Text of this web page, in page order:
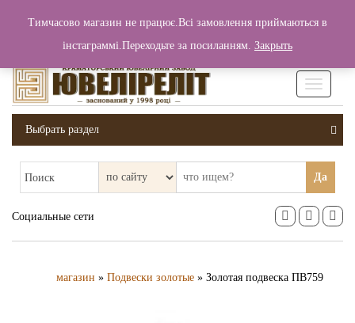
Вход / Регистрация 0 грн.
Выбрать раздел
Поиск Да
Социальные сети
магазин » Подвески золотые » Золотая подвеска ПВ759
Тимчасово магазин не працює.Всі замовлення приймаються в
інстаграммі.Переходьте за посиланням. Закрыть